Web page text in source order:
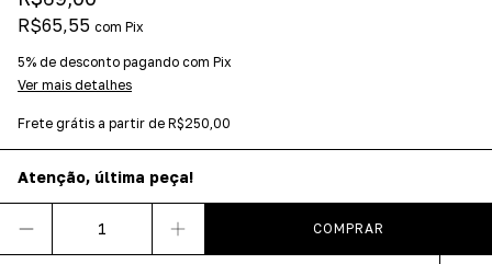
R$65,55 com Pix
5% de desconto pagando com Pix
Ver mais detalhes
Frete grátis a partir de R$250,00
Atenção, última peça!